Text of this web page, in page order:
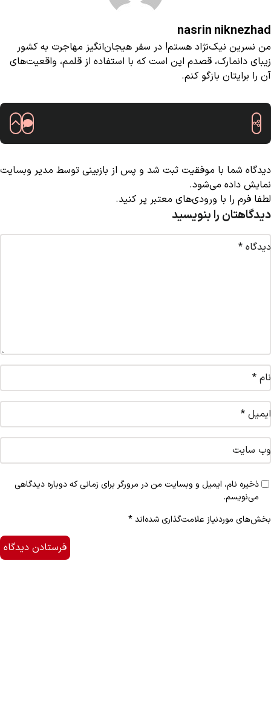
nasrin niknezhad
من نسرین نیک‌نژاد هستم! در سفر هیجان‌انگیز مهاجرت به کشور
زیبای دانمارک، قصدم این است که با استفاده از قلمم، واقعیت‌های
آن را برایتان بازگو کنم.
دیدگاه شما با موفقیت ثبت شد و پس از بازبینی توسط مدیر وبسایت
نمایش داده می‌شود.
لطفا فرم را با ورودی‌های معتبر پر کنید.
دیدگاهتان را بنویسید
بخش‌های موردنیاز علامت‌گذاری شده‌اند*
دیدگاه *
نام *
ایمیل *
وب‌ سایت
ذخیره نام، ایمیل و وبسایت من در مرورگر برای زمانی که دوباره دیدگاهی
می‌نویسم.